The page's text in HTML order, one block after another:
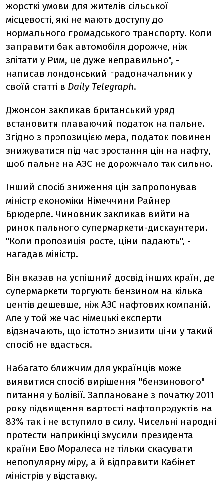
жорсткі умови для жителів сільської
місцевості, які не мають доступу до
нормального громадського транспорту. Коли
заправити бак автомобіля дорожче, ніж
злітати у Рим, це дуже неправильно", -
написав лондонський градоначальник у
своїй статті в Daily Telegraph.
Джонсон закликав британський уряд
встановити плаваючий податок на пальне.
Згідно з пропозицією мера, податок повинен
знижуватися під час зростання цін на нафту,
щоб пальне на АЗС не дорожчало так сильно.
Інший спосіб зниження цін запропонував
міністр економіки Німеччини Райнер
Брюдерле. Чиновник закликав вийти на
ринок пального супермаркети-дискаунтери.
"Коли пропозиція росте, ціни падають", -
нагадав міністр.
Він вказав на успішний досвід інших країн, де
супермаркети торгують бензином на кілька
центів дешевше, ніж АЗС нафтових компаній.
Але у той же час німецькі експерти
відзначають, що істотно знизити ціни у такий
спосіб не вдасться.
Набагато ближчим для українців може
виявитися спосіб вирішення "бензинового"
питання у Болівії. Заплановане з початку 2011
року підвищення вартості нафтопродуктів на
83% так і не вступило в силу. Чисельні народні
протести наприкінці змусили президента
країни Ево Моралеса не тільки скасувати
непопулярну міру, а й відправити Кабінет
міністрів у відставку.